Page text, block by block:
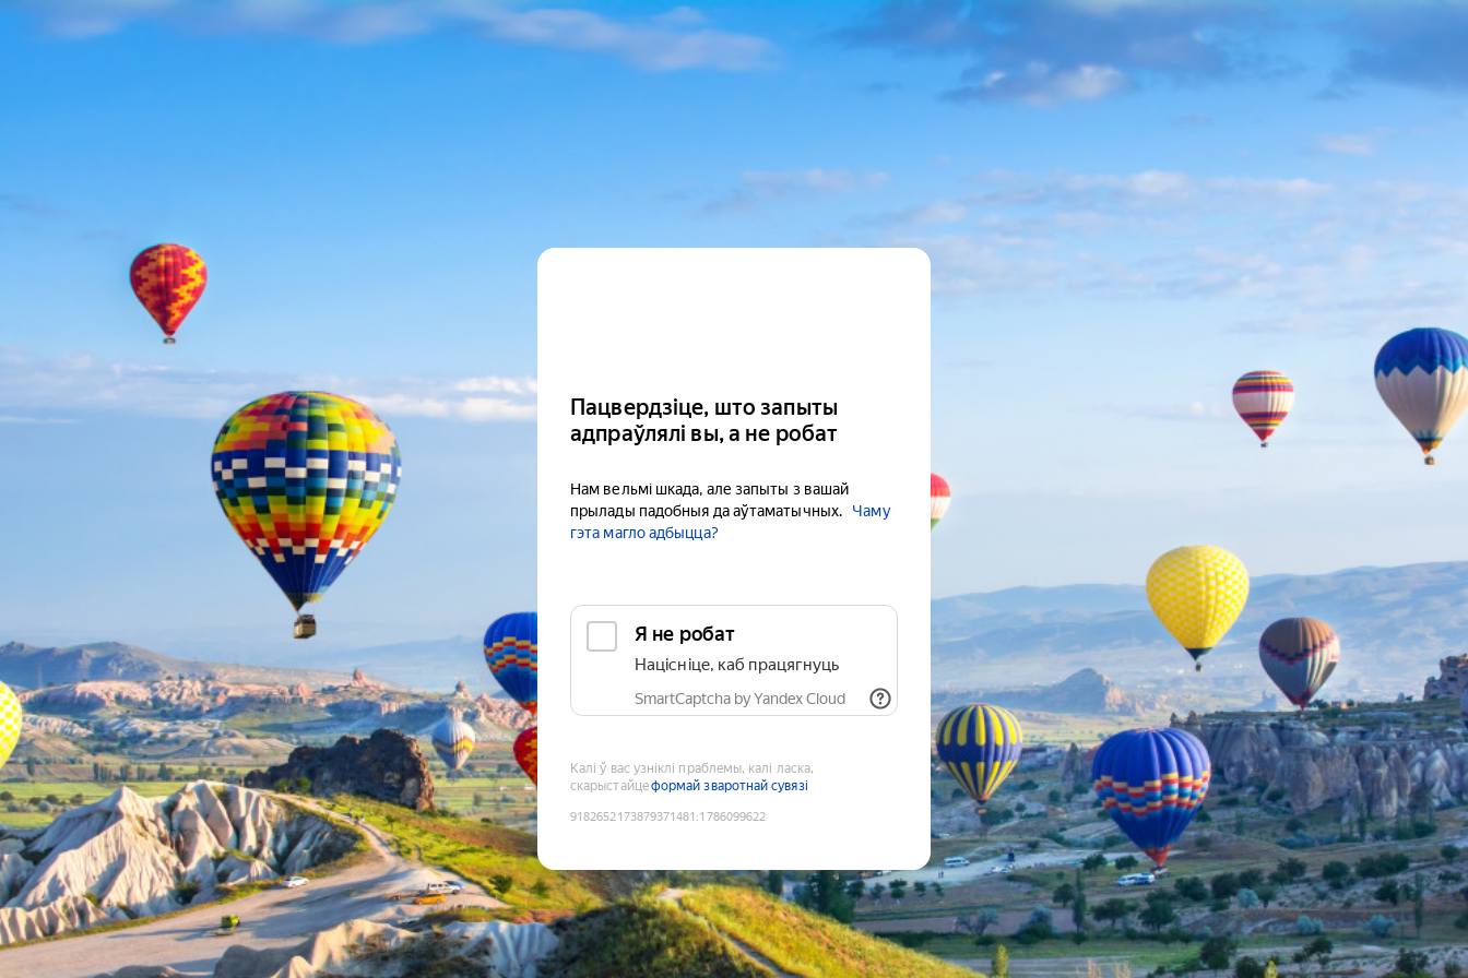
Пацвердзіце, што запыты
адпраўлялі вы, а не робат
Нам вельмі шкада, але запыты з вашай
прылады падобныя да аўтаматычных.
Чаму
гэта магло адбыцца?
Я не робат
Націсніце, каб працягнуць
SmartCaptcha by Yandex Cloud
Калі ў вас узніклі праблемы, калі ласка,
скарыстайцеформай зваротнай сувязі
9182652173879371481 :1786099622